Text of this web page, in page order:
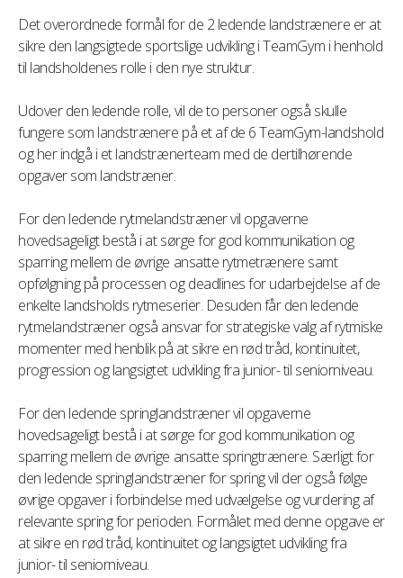
Det overordnede formål for de 2 ledende landstrænere er at
sikre den langsigtede sportslige udvikling i TeamGym i henhold
til landsholdenes rolle i den nye struktur.
Udover den ledende rolle, vil de to personer også skulle
fungere som landstrænere på et af de 6 TeamGym-landshold
og her indgå i et landstrænerteam med de dertilhørende
opgaver som landstræner.
For den ledende rytmelandstræner vil opgaverne
hovedsageligt bestå i at sørge for god kommunikation og
sparring mellem de øvrige ansatte rytmetrænere samt
opfølgning på processen og deadlines for udarbejdelse af de
enkelte landsholds rytmeserier. Desuden får den ledende
rytmelandstræner også ansvar for strategiske valg af rytmiske
momenter med henblik på at sikre en rød tråd, kontinuitet,
progression og langsigtet udvikling fra junior- til seniorniveau.
For den ledende springlandstræner vil opgaverne
hovedsageligt bestå i at sørge for god kommunikation og
sparring mellem de øvrige ansatte springtrænere. Særligt for
den ledende springlandstræner for spring vil der også følge
øvrige opgaver i forbindelse med udvælgelse og vurdering af
relevante spring for perioden. Formålet med denne opgave er
at sikre en rød tråd, kontinuitet og langsigtet udvikling fra
junior- til seniorniveau.